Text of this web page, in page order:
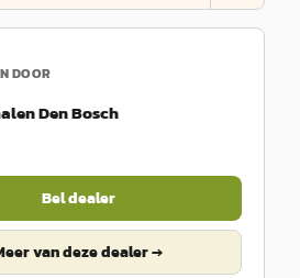
DOOR
Den Bosch
Bel dealer
van deze dealer →